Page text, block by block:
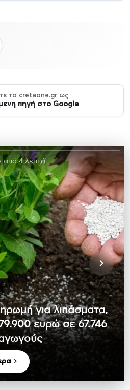
το cretaone.gr ως
πηγή στο Google
από 4 λεπτά
για λιπάσματα,
ευρώ σε 67.746